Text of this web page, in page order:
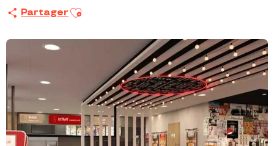
Partager Ajouter aux favoris